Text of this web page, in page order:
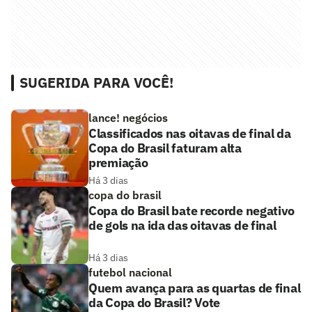
SUGERIDA PARA VOCÊ!
lance! negócios
Classificados nas oitavas de final da
Copa do Brasil faturam alta
premiação
Há 3 dias
copa do brasil
Copa do Brasil bate recorde negativo
de gols na ida das oitavas de final
Há 3 dias
futebol nacional
Quem avança para as quartas de final
da Copa do Brasil? Vote